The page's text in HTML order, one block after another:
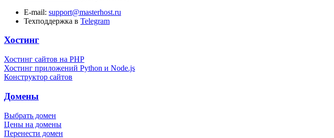
E-mail: support@masterhost.ru
Техподдержка в Telegram
Хостинг
Хостинг сайтов на PHP
Хостинг приложений Python и Node.js
Конструктор сайтов
Домены
Выбрать домен
Цены на домены
Перенести домен